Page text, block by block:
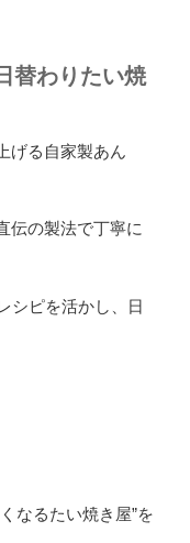
替わりたい焼
げる自家製あん
伝の製法で丁寧に
シピを活かし、日
なるたい焼き屋”を